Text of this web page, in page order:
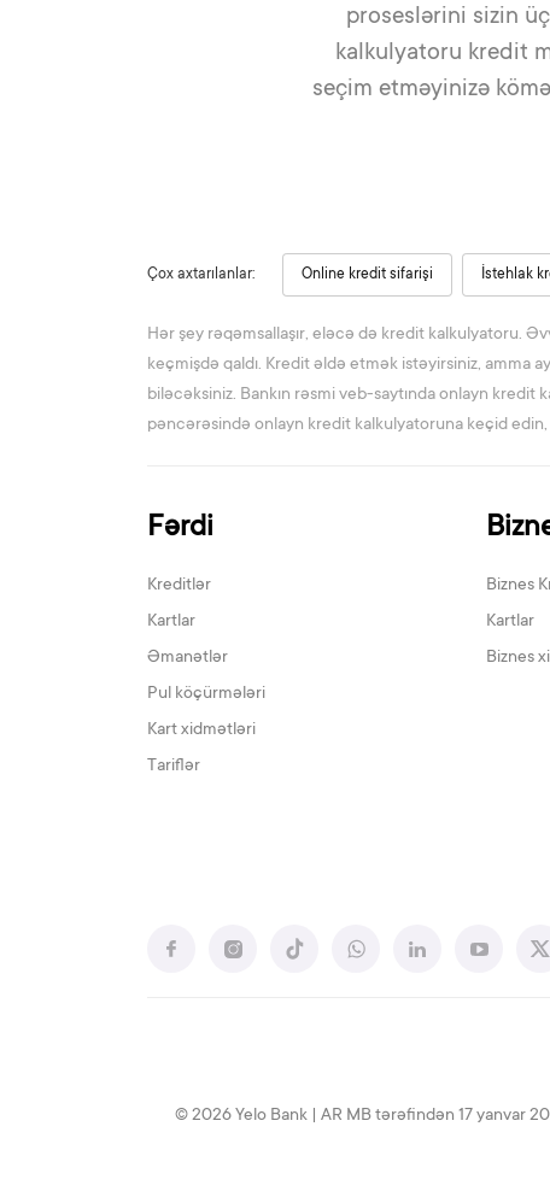
proseslərini sizin
kalkulyatoru kredit
seçim etməyinizə
Çox axtarılanlar: Online kredit sifarişi İstehlak
Hər şey rəqəmsallaşır, eləcə də kredit kalkulyatoru.
keçmişdə qaldı. Kredit əldə etmək istəyirsiniz, amma
biləcəksiniz. Bankın rəsmi veb-saytında onlayn
pəncərəsində onlayn kredit kalkulyatoruna keçid
Fərdi
Kreditlər
Kartlar
Əmanətlər
Pul köçürmələri
Kart xidmətləri
Tariflər
Biznes
Kartlar
Biznes
© 2026 Yelo Bank | AR MB tərəfindən 17 yanvar